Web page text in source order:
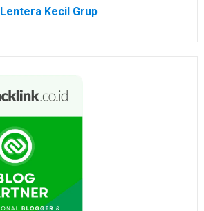
Lentera Kecil Grup